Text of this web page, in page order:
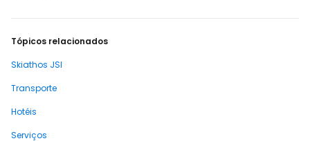
Tópicos relacionados
Skiathos JSI
Transporte
Hotéis
Serviços